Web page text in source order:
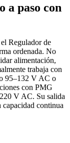
a paso con
Regulador de
ordenada. No
alimentación,
trabaja con
95–132 V AC o
con PMG
V AC. Su salida
continua